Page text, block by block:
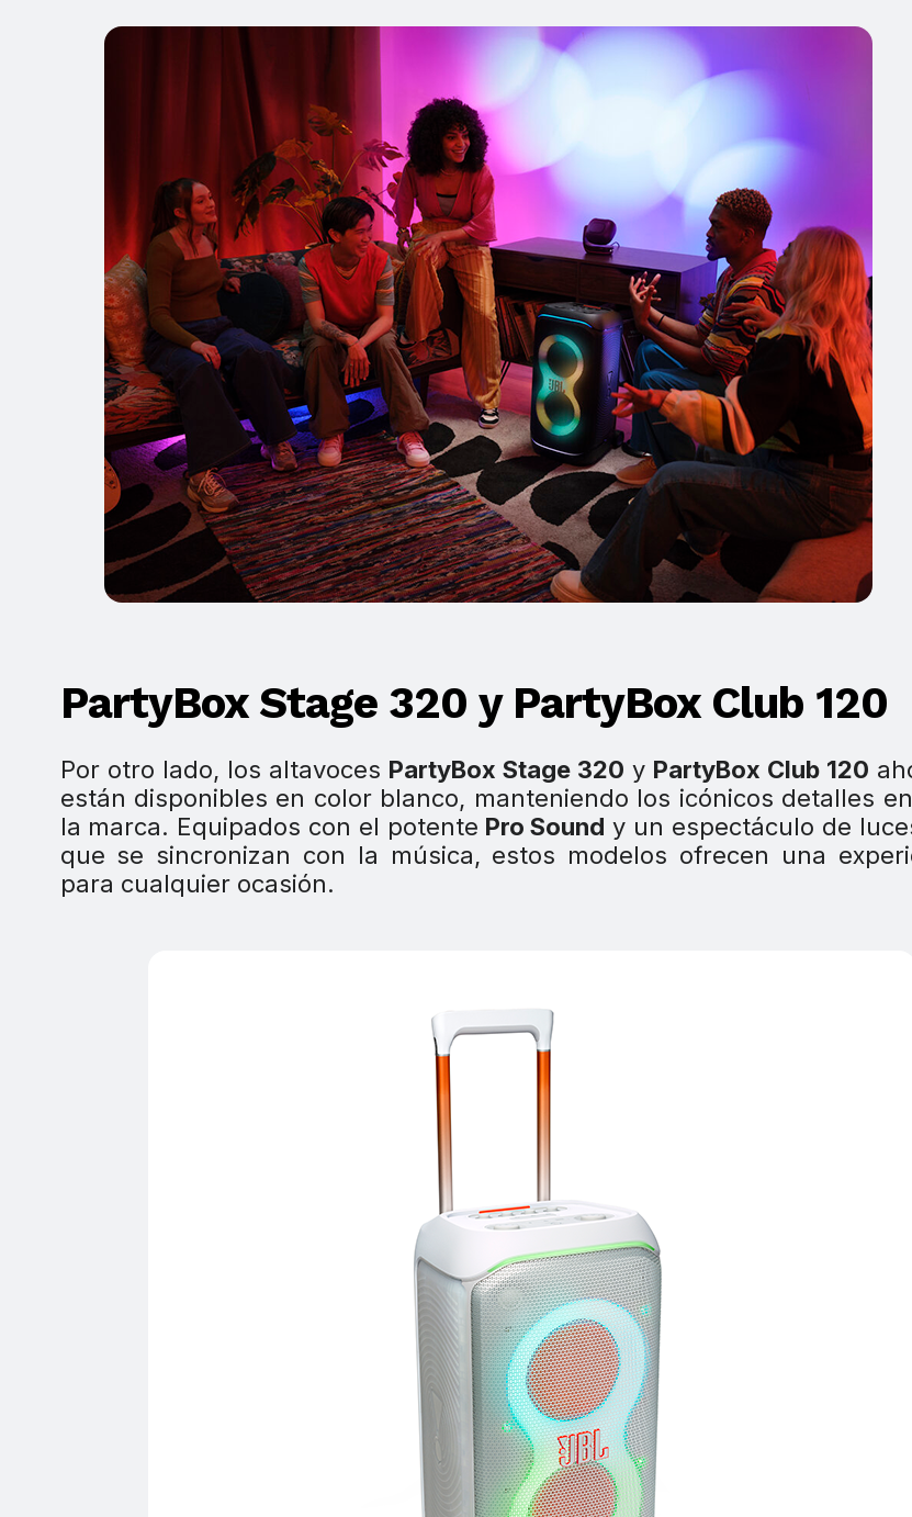
PartyBox Stage 320 y PartyBox Club 120
Por otro lado, los altavoces PartyBox Stage 320 y PartyBox Club 120
están disponibles en color blanco, manteniendo los icónicos detalles
la marca. Equipados con el potente Pro Sound y un espectáculo de
que se sincronizan con la música, estos modelos ofrecen una
para cualquier ocasión.